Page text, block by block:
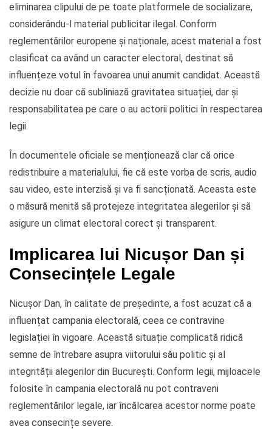
eliminarea clipului de pe toate platformele de socializare,
considerându-l material publicitar ilegal. Conform
reglementărilor europene și naționale, acest material a fost
clasificat ca având un caracter electoral, destinat să
influențeze votul în favoarea unui anumit candidat. Această
decizie nu doar că subliniază gravitatea situației, dar și
responsabilitatea pe care o au actorii politici în respectarea
legii.
În documentele oficiale se menționează clar că orice
redistribuire a materialului, fie că este vorba de scris, audio
sau video, este interzisă și va fi sancționată. Aceasta este
o măsură menită să protejeze integritatea alegerilor și să
asigure un climat electoral corect și transparent.
Implicarea lui Nicușor Dan și
Consecințele Legale
Nicușor Dan, în calitate de președinte, a fost acuzat că a
influențat campania electorală, ceea ce contravine
legislației în vigoare. Această situație complicată ridică
semne de întrebare asupra viitorului său politic și al
integrității alegerilor din București. Conform legii, mijloacele
folosite în campania electorală nu pot contraveni
reglementărilor legale, iar încălcarea acestor norme poate
avea consecințe severe.